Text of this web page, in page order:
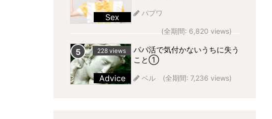
Sex パプワ
(全期間: 6,820 views)
228 views
Advice
パパ活で気付かないうちに失う
こと①
ベル (全期間: 7,236 views)